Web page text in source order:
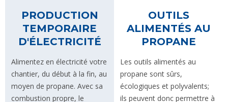
PRODUCTION
TEMPORAIRE
D'ÉLECTRICITÉ
Alimentez en électricité votre
chantier, du début à la fin, au
moyen de propane. Avec sa
combustion propre, le
OUTILS
ALIMENTÉS AU
PROPANE
Les outils alimentés au
propane sont sûrs,
écologiques et polyvalents;
ils peuvent donc permettre à